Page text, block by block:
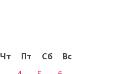
Чт Пт Сб
Вс